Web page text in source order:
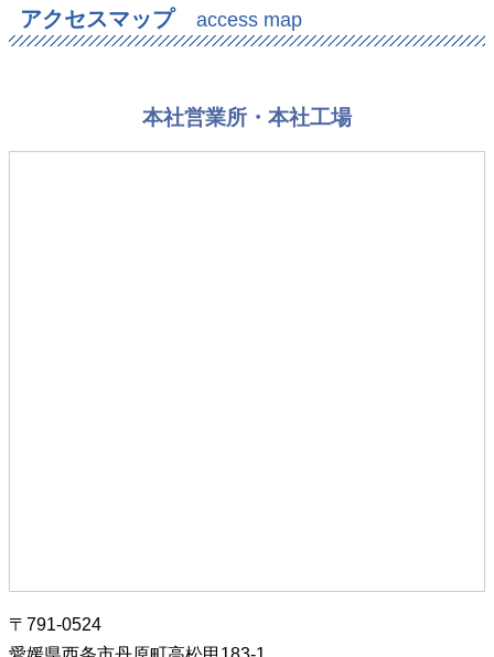
アクセスマップ access map
本社営業所・本社工場
〒791-0524